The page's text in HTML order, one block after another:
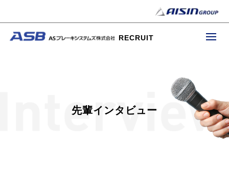
RECRUIT
先輩インタビュー